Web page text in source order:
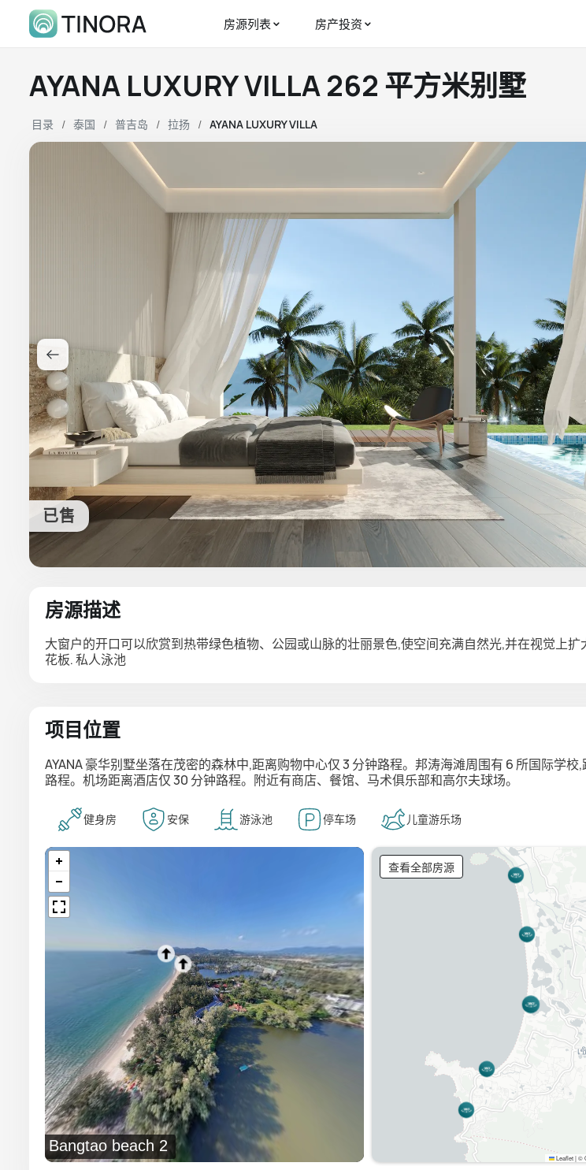
房源列表 房产投资
AYANA LUXURY VILLA 262 平方米别墅
目录 泰国 普吉岛 拉扬 AYANA LUXURY VILLA
已售
房源描述
大窗户的开口可以欣赏到热带绿色植物、公园或山脉的壮丽景色,使空间充满自然光,并在视觉上扩
花板. 私人泳池
项目位置
AYANA 豪华别墅坐落在茂密的森林中,距离购物中心仅 3 分钟路程。邦涛海滩周围有 6 所国际学校,
路程。机场距离酒店仅 30 分钟路程。附近有商店、餐馆、马术俱乐部和高尔夫球场。
健身房 安保 游泳池 停车场 儿童游乐场
Bangtao beach 2
查看全部房源
Leaflet|©